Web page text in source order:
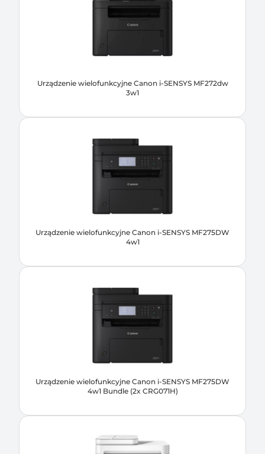
Urządzenie wielofunkcyjne Canon i-SENSYS MF272dw
3w1
Urządzenie wielofunkcyjne Canon i-SENSYS MF275DW
4w1
Urządzenie wielofunkcyjne Canon i-SENSYS MF275DW
4w1 Bundle (2x CRG071H)